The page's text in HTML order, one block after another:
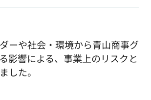
ーや社会・環境から青山商事グ
影響による、事業上のリスクと
した。